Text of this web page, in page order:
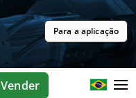
Para a aplicação
Vender